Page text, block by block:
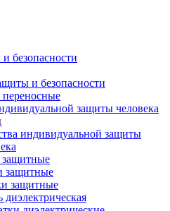
безопасности
и безопасности
переносные
защиты человека
индивидуальной защиты
защитные
защитные
диэлектрическая